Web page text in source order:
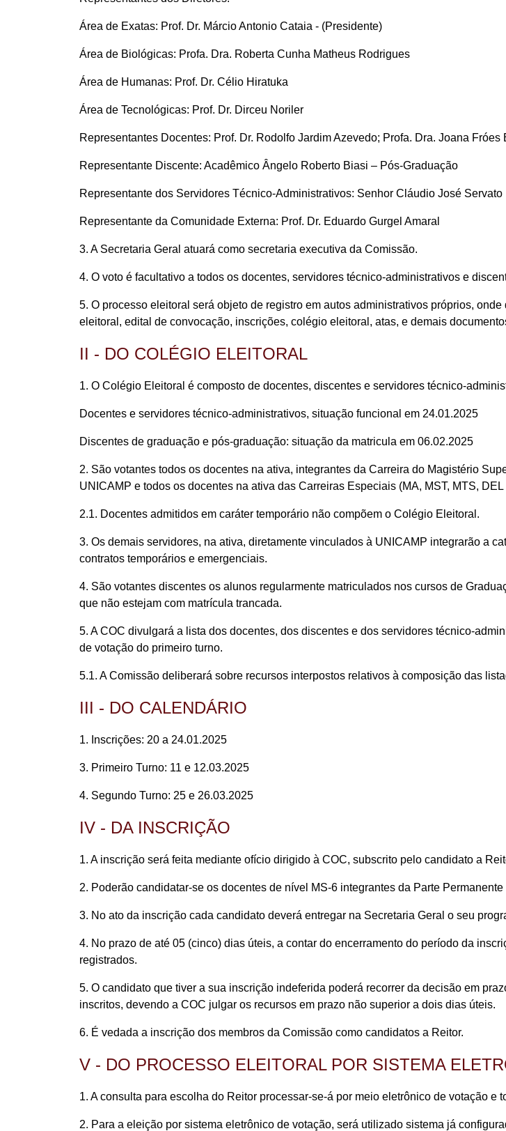
Área de Exatas: Prof. Dr. Márcio Antonio Cataia - (Presidente)
Área de Biológicas: Profa. Dra. Roberta Cunha Matheus Rodrigues
Área de Humanas: Prof. Dr. Célio Hiratuka
Área de Tecnológicas: Prof. Dr. Dirceu Noriler
Representantes Docentes: Prof. Dr. Rodolfo Jardim Azevedo; Profa. Dra. Joana
Representante Discente: Acadêmico Ângelo Roberto Biasi – Pós-Graduação
Representante dos Servidores Técnico-Administrativos: Senhor Cláudio José Servato
Representante da Comunidade Externa: Prof. Dr. Eduardo Gurgel Amaral
3. A Secretaria Geral atuará como secretaria executiva da Comissão.
4. O voto é facultativo a todos os docentes, servidores técnico-administrativos e
5. O processo eleitoral será objeto de registro em autos administrativos próprios,
eleitoral, edital de convocação, inscrições, colégio eleitoral, atas, e demais
II - DO COLÉGIO ELEITORAL
1. O Colégio Eleitoral é composto de docentes, discentes e servidores técnico-
Docentes e servidores técnico-administrativos, situação funcional em 24.01.2025
Discentes de graduação e pós-graduação: situação da matricula em 06.02.2025
2. São votantes todos os docentes na ativa, integrantes da Carreira do Magistério
UNICAMP e todos os docentes na ativa das Carreiras Especiais (MA, MST, MTS, DEL
2.1. Docentes admitidos em caráter temporário não compõem o Colégio Eleitoral.
3. Os demais servidores, na ativa, diretamente vinculados à UNICAMP integrarão a
contratos temporários e emergenciais.
4. São votantes discentes os alunos regularmente matriculados nos cursos de
que não estejam com matrícula trancada.
5. A COC divulgará a lista dos docentes, dos discentes e dos servidores técnico-
de votação do primeiro turno.
5.1. A Comissão deliberará sobre recursos interpostos relativos à composição das
III - DO CALENDÁRIO
1. Inscrições: 20 a 24.01.2025
3. Primeiro Turno: 11 e 12.03.2025
4. Segundo Turno: 25 e 26.03.2025
IV - DA INSCRIÇÃO
1. A inscrição será feita mediante ofício dirigido à COC, subscrito pelo candidato a
2. Poderão candidatar-se os docentes de nível MS-6 integrantes da Parte
3. No ato da inscrição cada candidato deverá entregar na Secretaria Geral o seu
4. No prazo de até 05 (cinco) dias úteis, a contar do encerramento do período da
registrados.
5. O candidato que tiver a sua inscrição indeferida poderá recorrer da decisão em
inscritos, devendo a COC julgar os recursos em prazo não superior a dois dias úteis.
6. É vedada a inscrição dos membros da Comissão como candidatos a Reitor.
V - DO PROCESSO ELEITORAL POR SISTEMA
1. A consulta para escolha do Reitor processar-se-á por meio eletrônico de votação e
2. Para a eleição por sistema eletrônico de votação, será utilizado sistema já